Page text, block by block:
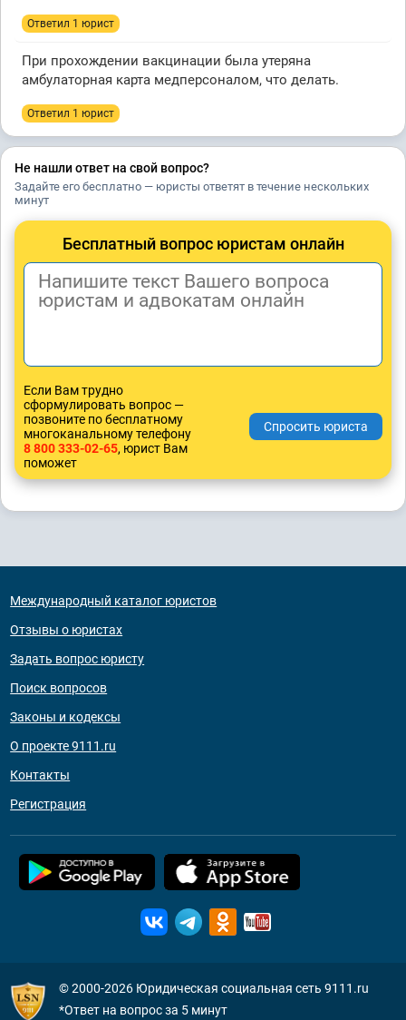
Ответил 1 юрист
При прохождении вакцинации была утеряна
амбулаторная карта медперсоналом, что делать.
Ответил 1 юрист
Не нашли ответ на свой вопрос?
Задайте его бесплатно — юристы ответят в течение нескольких
минут
Бесплатный вопрос юристам онлайн
Если Вам трудно
сформулировать вопрос —
позвоните по бесплатному
многоканальному телефону
8 800 333-02-65, юрист Вам
поможет
Международный каталог юристов
Отзывы о юристах
Задать вопрос юристу
Поиск вопросов
Законы и кодексы
О проекте 9111.ru
Контакты
Регистрация
© 2000-2026 Юридическая социальная сеть 9111.ru
*Ответ на вопрос за 5 минут